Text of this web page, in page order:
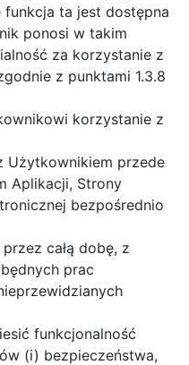
ta jest dostępna
ponosi w takim
za korzystanie z
z punktami 1.3.8
korzystanie z
Użytkownikiem przede
Aplikacji, Strony
bezpośrednio
całą dobę, z
prac
funkcjonalność
(i) bezpieczeństwa,